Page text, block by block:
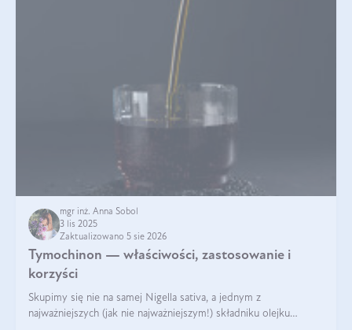
mgr inż. Anna Sobol
3 lis 2025
Zaktualizowano 5 sie 2026
Tymochinon — właściwości, zastosowanie i
korzyści
Skupimy się nie na samej Nigella sativa, a jednym z
najważniejszych (jak nie najważniejszym!) składniku olejku